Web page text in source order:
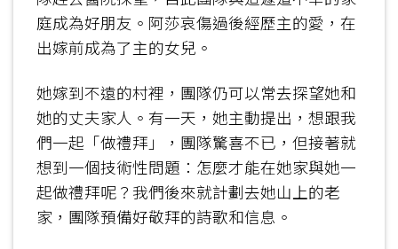
庭成為好朋友。阿莎哀傷過後經歷主的愛，在
出嫁前成為了主的女兒。
她嫁到不遠的村裡，團隊仍可以常去探望她和
她的丈夫家人。有一天，她主動提出，想跟我
們一起「做禮拜」，團隊驚喜不已，但接著就
想到一個技術性問題：怎麼才能在她家與她一
起做禮拜呢？我們後來就計劃去她山上的老
家，團隊預備好敬拜的詩歌和信息。